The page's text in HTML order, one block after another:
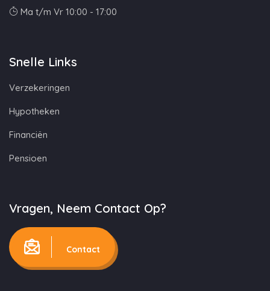
Ma t/m Vr 10:00 - 17:00
Snelle Links
Verzekeringen
Hypotheken
Financiën
Pensioen
Vragen, Neem Contact Op?
Contact